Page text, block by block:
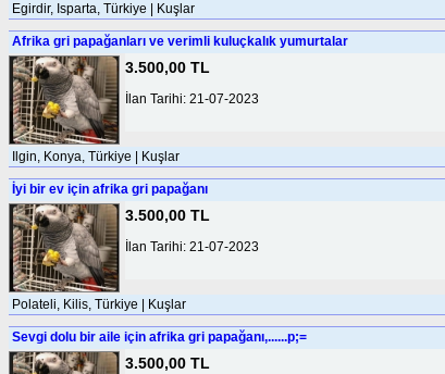
Egirdir, Isparta, Türkiye | Kuşlar
Afrika gri papağanları ve verimli kuluçkalık yumurtalar
3.500,00 TL
İlan Tarihi: 21-07-2023
Ilgin, Konya, Türkiye | Kuşlar
İyi bir ev için afrika gri papağanı
3.500,00 TL
İlan Tarihi: 21-07-2023
Polateli, Kilis, Türkiye | Kuşlar
Sevgi dolu bir aile için afrika gri papağanı,......p;=
3.500,00 TL